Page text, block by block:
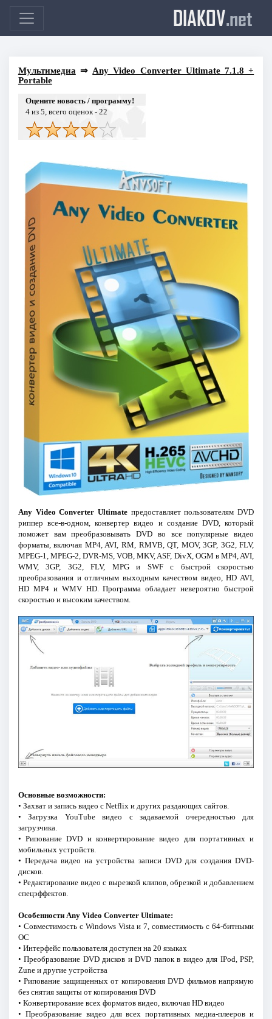
DIAKOV.net
Мультимедиа ⇒ Any Video Converter Ultimate 7.1.8 +
Portable
Оцените новость / программу!
4из 5, всего оценок - 22
Any Video Converter Ultimate предоставляет пользователям DVD
риппер все-в-одном, конвертер видео и создание DVD, который
поможет вам преобразовывать DVD во все популярные видео
форматы, включая MP4, AVI, RM, RMVB, QT, MOV, 3GP, 3G2, FLV,
MPEG-1, MPEG-2, DVR-MS, VOB, MKV, ASF, DivX, OGM в MP4, AVI,
WMV, 3GP, 3G2, FLV, MPG и SWF с быстрой скоростью
преобразования и отличным выходным качеством видео, HD AVI,
HD MP4 и WMV HD. Программа обладает невероятно быстрой
скоростью и высоким качеством.
Основные возможности:
• Захват и запись видео с Netflix и других раздающих сайтов.
• Загрузка YouTube видео с задаваемой очередностью для
загрузчика.
• Рипование DVD и конвертирование видео для портативных и
мобильных устройств.
• Передача видео на устройства записи DVD для создания DVD-
дисков.
• Редактирование видео с вырезкой клипов, обрезкой и добавлением
спецэффектов.
Особенности Any Video Converter Ultimate:
• Совместимость с Windows Vista и 7, совместимость с 64-битными
ОС
• Интерфейс пользователя доступен на 20 языках
• Преобразование DVD дисков и DVD папок в видео для IPod, PSP,
Zune и другие устройства
• Рипование защищенных от копирования DVD фильмов напрямую
без снятия защиты от копирования DVD
• Конвертирование всех форматов видео, включая HD видео
• Преобразование видео для всех портативных медиа-плееров и